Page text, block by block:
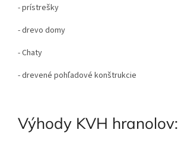
- prístrešky
- drevo domy
- Chaty
- drevené pohľadové konštrukcie
Výhody KVH hranolov: